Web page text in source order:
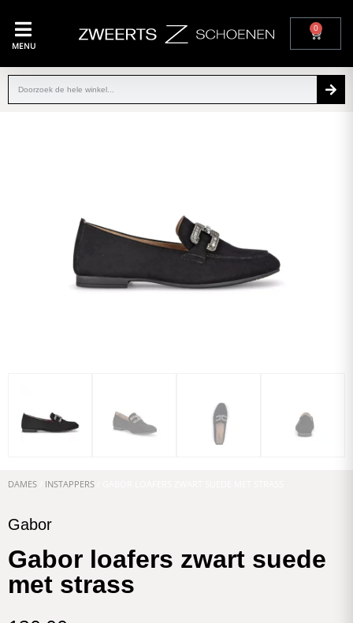
MENU
0
DAMES INSTAPPERS
Gabor
Gabor loafers zwart suede
met strass